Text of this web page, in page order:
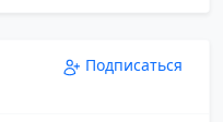
Подписаться